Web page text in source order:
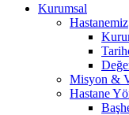
Kurumsal
Hastanemiz
Misyon &
Hastane